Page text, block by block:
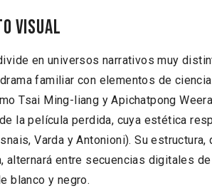
visual
en universos narrativos muy
familiar con elementos de
Tsai Ming-liang y Apichatpong
la película perdida, cuya estética
Varda y Antonioni). Su
alternará entre secuencias digitales
blanco y negro.